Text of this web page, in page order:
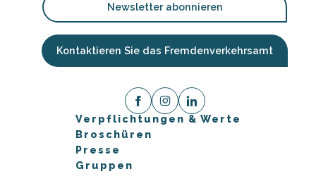
Newsletter abonnieren
Kontaktieren Sie das Fremdenverkehrsamt
Verpflichtungen & Werte
Broschüren
Presse
Gruppen